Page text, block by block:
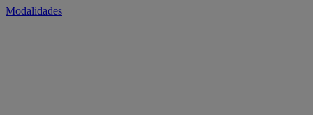
Modalidades